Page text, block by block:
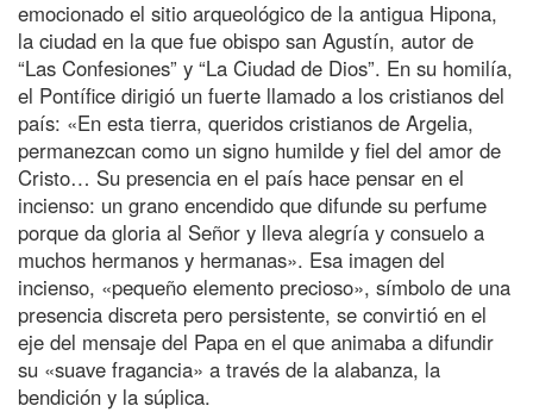
emocionado el sitio arqueológico de la antigua Hipona,
la ciudad en la que fue obispo san Agustín, autor de
“Las Confesiones” y “La Ciudad de Dios”. En su homilía,
el Pontífice dirigió un fuerte llamado a los cristianos del
país: «En esta tierra, queridos cristianos de Argelia,
permanezcan como un signo humilde y fiel del amor de
Cristo… Su presencia en el país hace pensar en el
incienso: un grano encendido que difunde su perfume
porque da gloria al Señor y lleva alegría y consuelo a
muchos hermanos y hermanas». Esa imagen del
incienso, «pequeño elemento precioso», símbolo de una
presencia discreta pero persistente, se convirtió en el
eje del mensaje del Papa en el que animaba a difundir
su «suave fragancia» a través de la alabanza, la
bendición y la súplica.